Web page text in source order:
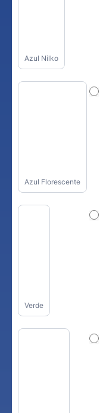
Azul Nilko
Azul Florescente
Verde